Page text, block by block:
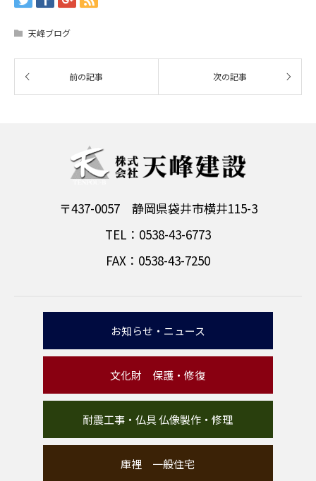
天峰ブログ
〒437-0057 静岡県袋井市横井115-3
TEL：0538-43-6773
FAX：0538-43-7250
お知らせ・ニュース
文化財 保護・修復
耐震工事・仏具 仏像製作・修理
庫裡 一般住宅